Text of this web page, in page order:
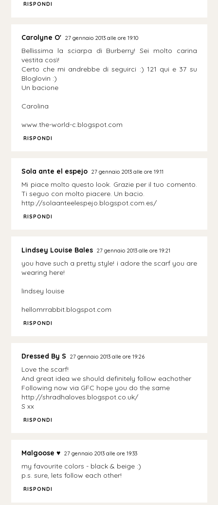
RISPONDI
Carolyne O' 27 gennaio 2013 alle ore 19:10
Bellissima la sciarpa di Burberry! Sei molto carina
vestita così!
Certo che mi andrebbe di seguirci :) 121 qui e 37 su
Bloglovin :)
Un bacione
Carolina
www.the-world-c.blogspot.com
RISPONDI
Sola ante el espejo 27 gennaio 2013 alle ore 19:11
Mi piace molto questo look. Grazie per il tuo comento.
Ti seguo con molto piacere. Un bacio.
http://solaanteelespejo.blogspot.com.es/
RISPONDI
Lindsey Louise Bales 27 gennaio 2013 alle ore 19:21
you have such a pretty style! i adore the scarf you are
wearing here!
lindsey louise
hellomrrabbit.blogspot.com
RISPONDI
Dressed By S 27 gennaio 2013 alle ore 19:26
Love the scarf!
And great idea we should definitely follow eachother
Following now via GFC hope you do the same
http://shradhaloves.blogspot.co.uk/
S xx
RISPONDI
Malgoose ♥ 27 gennaio 2013 alle ore 19:33
my favourite colors - black & beige :)
p.s. sure, lets follow each other!
RISPONDI